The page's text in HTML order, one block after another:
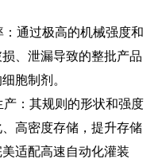
通过极高的机械强度和
、泄漏导致的整批产品
胞制剂。
：其规则的形状和强度
高密度存储，提升存储
适配高速自动化灌装